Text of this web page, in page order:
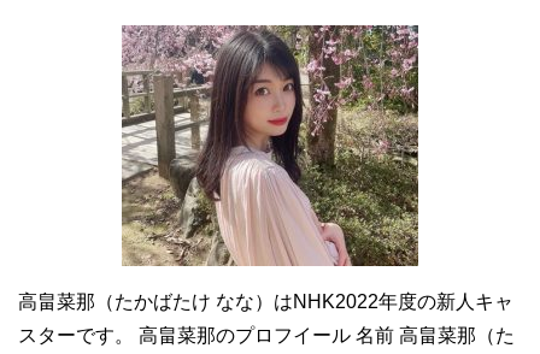
高畠菜那（たかばたけ なな）はNHK2022年度の新人キャ
スターです。 高畠菜那のプロフイール 名前 高畠菜那（た